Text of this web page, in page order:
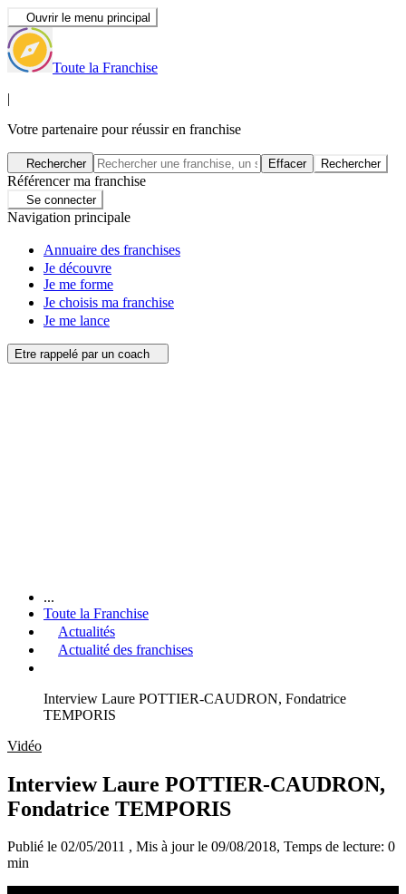
Ouvrir le menu principal
Toute la Franchise
|
Votre partenaire pour réussir en franchise
Rechercher Effacer Rechercher
Référencer ma franchise
Se connecter
Navigation principale
Annuaire des franchises
Je découvre
Je me forme
Je choisis ma franchise
Je me lance
Etre rappelé par un coach
...
Toute la Franchise
Actualités
Actualité des franchises
Interview Laure POTTIER-CAUDRON, Fondatrice
TEMPORIS
Vidéo
Interview Laure POTTIER-CAUDRON,
Fondatrice TEMPORIS
Publié le 02/05/2011 , Mis à jour le 09/08/2018, Temps de lecture: 0
min